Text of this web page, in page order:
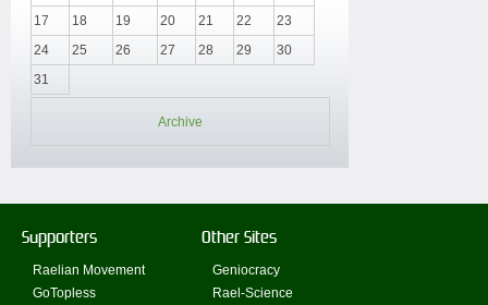
17
18 19 20 21 22
23
24
25 26 27 28 29
30
31
Archive
Supporters
Raelian Movement
GoTopless
Other Sites
Geniocracy
Rael-Science